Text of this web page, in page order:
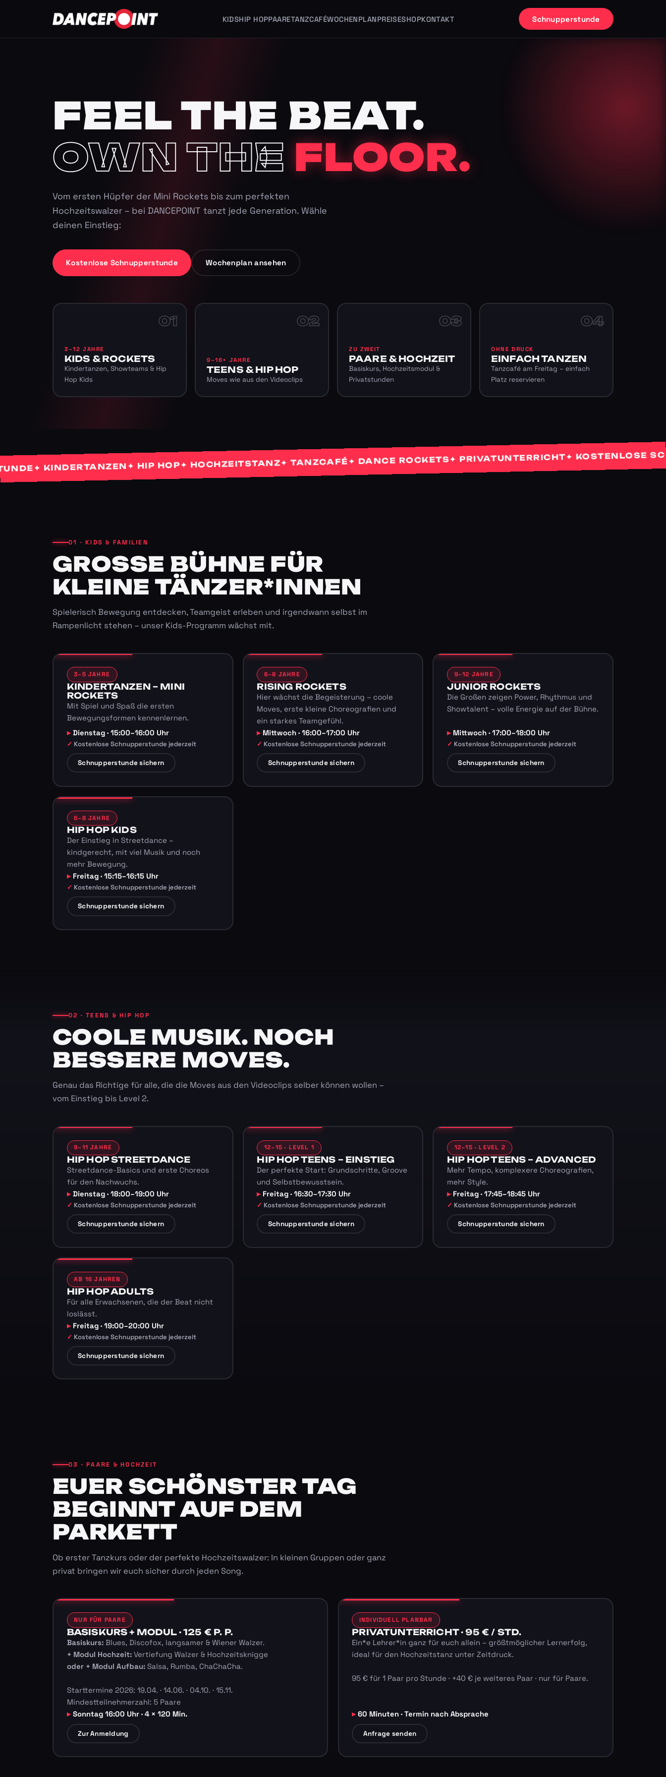
KIDSHIP HOPPAARETANZCAFÉWOCHENPLANPREISESHOPKONTAKT Schnupperstunde
FEEL THE BEAT.
OWN THE FLOOR.
Vom ersten Hüpfer der Mini Rockets bis zum perfekten
Hochzeitswalzer – bei DANCEPOINT tanzt jede Generation. Wähle
deinen Einstieg:
Kostenlose Schnupperstunde Wochenplan ansehen
01
3–12 JAHRE
KIDS & ROCKETS
Kindertanzen, Showteams & Hip
Hop Kids
02
9–16+ JAHRE
TEENS & HIP HOP
Moves wie aus den Videoclips
03
ZU ZWEIT
PAARE & HOCHZEIT
Basiskurs, Hochzeitsmodul &
Privatstunden
04
OHNE DRUCK
EINFACH TANZEN
Tanzcafé am Freitag – einfach
Platz reservieren
✦ KINDERTANZEN✦ HIP HOP✦ HOCHZEITSTANZ✦ TANZCAFÉ✦ DANCE ROCKETS✦ PRIVATUNTERRICHT✦ KOSTENLOSE
01 · KIDS & FAMILIEN
GROSSE BÜHNE FÜR K
LEINE TÄNZER*INNEN
Spielerisch Bewegung entdecken, Teamgeist erleben und irgendwann selbst im
Rampenlicht stehen – unser Kids-Programm wächst mit.
3–5 JAHRE
KINDERTANZEN – MINI
ROCKETS
Mit Spiel und Spaß die ersten
Bewegungsformen kennenlernen.
Dienstag · 15:00–16:00 Uhr
Kostenlose Schnupperstunde jederzeit
Schnupperstunde sichern
6–8 JAHRE
RISING ROCKETS
Hier wächst die Begeisterung – coole
Moves, erste kleine Choreografien und
ein starkes Teamgefühl.
Mittwoch · 16:00–17:00 Uhr
Kostenlose Schnupperstunde jederzeit
Schnupperstunde sichern
9–12 JAHRE
JUNIOR ROCKETS
Die Großen zeigen Power, Rhythmus und
Showtalent – volle Energie auf der Bühne.
Mittwoch · 17:00–18:00 Uhr
Kostenlose Schnupperstunde jederzeit
Schnupperstunde sichern
6–8 JAHRE
HIP HOP KIDS
Der Einstieg in Streetdance –
kindgerecht, mit viel Musik und noch
mehr Bewegung.
Freitag · 15:15–16:15 Uhr
Kostenlose Schnupperstunde jederzeit
Schnupperstunde sichern
02 · TEENS & HIP HOP
COOLE MUSIK. NOCH
BESSERE MOVES.
Genau das Richtige für alle, die die Moves aus den Videoclips selber können wollen –
vom Einstieg bis Level 2.
9–11 JAHRE
HIP HOP STREETDANCE
Streetdance-Basics und erste Choreos
für den Nachwuchs.
Dienstag · 18:00–19:00 Uhr
Kostenlose Schnupperstunde jederzeit
Schnupperstunde sichern
12–15 · LEVEL 1
HIP HOP TEENS – EINSTIEG
Der perfekte Start: Grundschritte, Groove
und Selbstbewusstsein.
Freitag · 16:30–17:30 Uhr
Kostenlose Schnupperstunde jederzeit
Schnupperstunde sichern
12–15 · LEVEL 2
HIP HOP TEENS – ADVANCED
Mehr Tempo, komplexere Choreografien,
mehr Style.
Freitag · 17:45–18:45 Uhr
Kostenlose Schnupperstunde jederzeit
Schnupperstunde sichern
AB 16 JAHREN
HIP HOP ADULTS
Für alle Erwachsenen, die der Beat nicht
loslässt.
Freitag · 19:00–20:00 Uhr
Kostenlose Schnupperstunde jederzeit
Schnupperstunde sichern
03 · PAARE & HOCHZEIT
EUER SCHÖNSTER TAG
BEGINNT AUF DEM
PARKETT
Ob erster Tanzkurs oder der perfekte Hochzeitswalzer: In kleinen Gruppen oder ganz
privat bringen wir euch sicher durch jeden Song.
NUR FÜR PAARE
BASISKURS + MODUL · 125 € P. P.
Basiskurs:Blues, Discofox, langsamer & Wiener Walzer.
+ Modul Hochzeit:Vertiefung Walzer & Hochzeitsknigge
oder + Modul Aufbau:Salsa, Rumba, ChaChaCha.
Starttermine 2026: 19.04. · 14.06. · 04.10. · 15.11.
Mindestteilnehmerzahl: 5 Paare
Sonntag 16:00 Uhr · 4 × 120 Min.
Zur Anmeldung
INDIVIDUELL PLANBAR
PRIVATUNTERRICHT · 95 € / STD.
Ein*e Lehrer*in ganz für euch allein – größtmöglicher Lernerfolg,
ideal für den Hochzeitstanz unter Zeitdruck.
95 € für 1 Paar pro Stunde · +40 € je weiteres Paar · nur für Paare.
60 Minuten · Termin nach Absprache
Anfrage senden